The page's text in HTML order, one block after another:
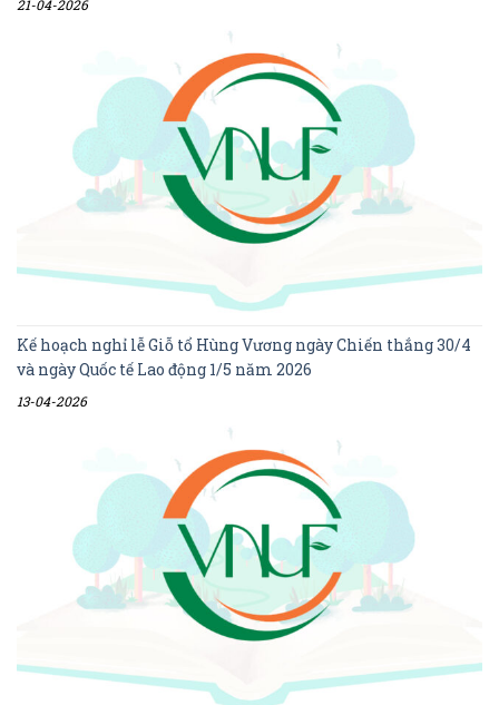
21-04-2026
Kế hoạch nghỉ lễ Giỗ tổ Hùng Vương ngày Chiến thắng 30/4
và ngày Quốc tế Lao động 1/5 năm 2026
13-04-2026